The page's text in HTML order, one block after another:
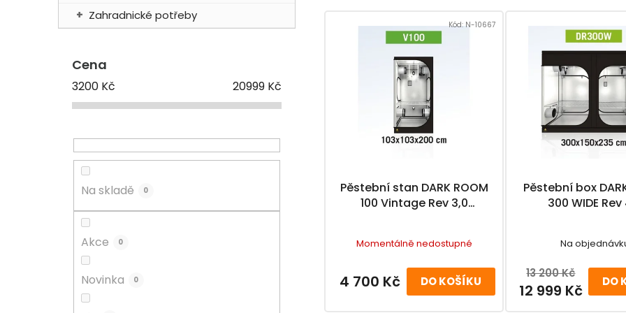
Zahradnické potřeby
Cena
3200 Kč 20999 Kč
Na skladě 0
Akce 0
Novinka 0
Pěstební stan DARK ROOM
100 Vintage Rev 3,0
Momentálně nedostupné
DO KOŠÍKU
4 700 Kč
Kód:N-10667
Pěstební box
300 WIDE Rev
Na
DO
12 999 Kč
13 200 Kč